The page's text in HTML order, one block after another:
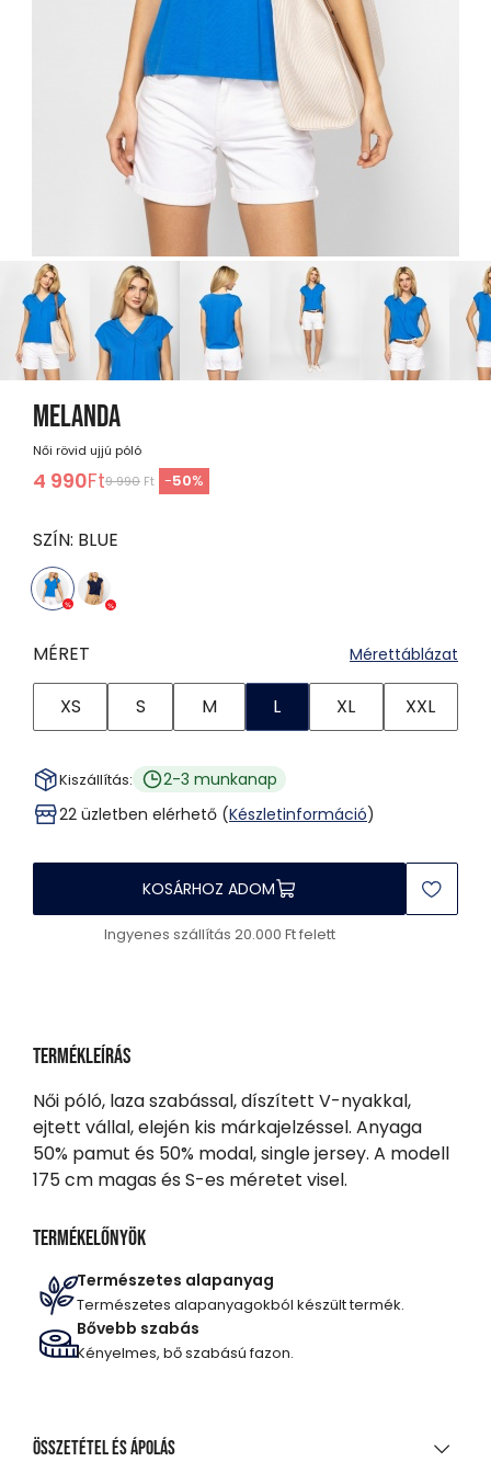
MELANDA
Női rövid ujjú póló
4 990Ft9 990 Ft -50%
SZÍN: BLUE
MÉRET Mérettáblázat
XS S M L XL XXL
Kiszállítás:
2-3 munkanap
22 üzletben elérhető (Készletinformáció)
KOSÁRHOZ ADOM
Ingyenes szállítás 20.000 Ft felett
Termékleírás
Női póló, laza szabással, díszített V-nyakkal,
ejtett vállal, elején kis márkajelzéssel. Anyaga
50% pamut és 50% modal, single jersey. A modell
175 cm magas és S-es méretet visel.
Termékelőnyök
Természetes alapanyag
Természetes alapanyagokból készült termék.
Bővebb szabás
Kényelmes, bő szabású fazon.
Összetétel és ápolás